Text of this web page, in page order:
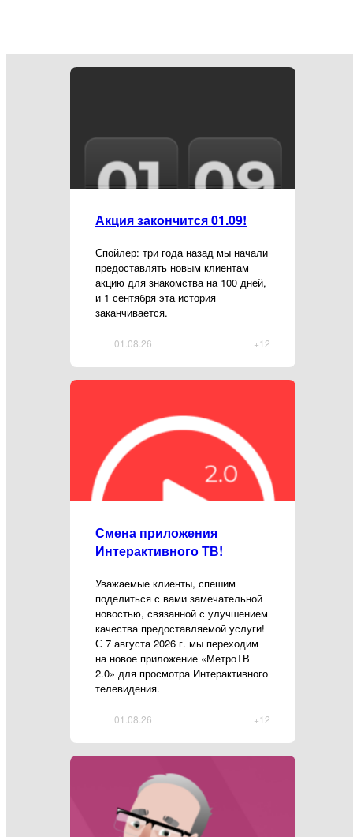
Акция закончится 01.09!
Спойлер: три года назад мы начали
предоставлять новым клиентам
акцию для знакомства на 100 дней,
и 1 сентября эта история
заканчивается.
+12
01.08.26
Смена приложения
Интерактивного ТВ!
Уважаемые клиенты, спешим
поделиться с вами замечательной
новостью, связанной с улучшением
качества предоставляемой услуги!
С 7 августа 2026 г. мы переходим
на новое приложение «МетроТВ
2.0» для просмотра Интерактивного
телевидения.
+12
01.08.26